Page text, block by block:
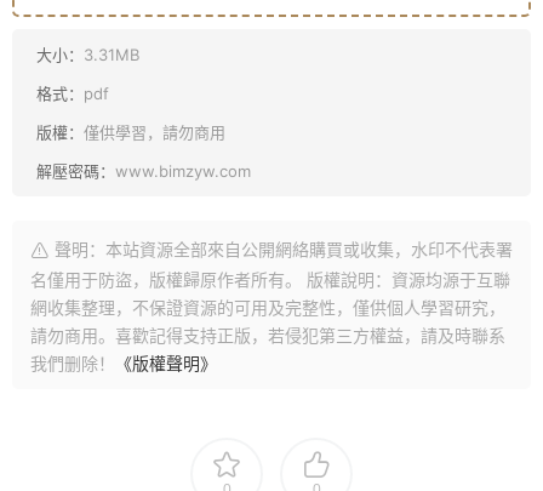
大小： 3.31MB
格式： pdf
版權： 僅供學習，請勿商用
解壓密碼： www.bimzyw.com
聲明：本站資源全部來自公開網絡購買或收集，水印不代表署
名僅用于防盜，版權歸原作者所有。 版權說明：資源均源于互聯
網收集整理，不保證資源的可用及完整性，僅供個人學習研究，
請勿商用。喜歡記得支持正版，若侵犯第三方權益，請及時聯系
我們删除！
《版權聲明》